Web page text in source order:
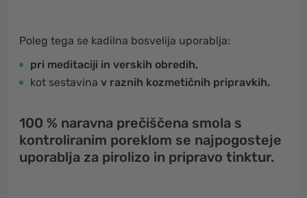
Poleg tega se kadilna bosvelija uporablja:
pri meditaciji in verskih obredih,
kot sestavina v raznih kozmetičnih pripravkih.
100 % naravna prečiščena smola s
kontroliranim poreklom se najpogosteje
uporablja za pirolizo in pripravo tinktur.